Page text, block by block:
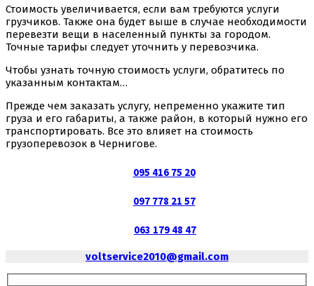
Стоимость увеличивается, если вам требуются услуги
грузчиков. Также она будет выше в случае необходимости
перевезти вещи в населенный пункты за городом.
Точные тарифы следует уточнить у перевозчика.
Чтобы узнать точную стоимость услуги, обратитесь по
указанным контактам…
Прежде чем заказать услугу, непременно укажите тип
груза и его габариты, а также район, в который нужно его
транспортировать. Все это влияет на стоимость
грузоперевозок в Чернигове.
095 416 75 20
097 778 21 57
063 179 48 47
voltservice2010@gmail.com